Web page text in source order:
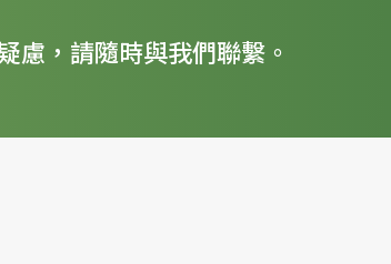
慮，請隨時與我們聯繫。